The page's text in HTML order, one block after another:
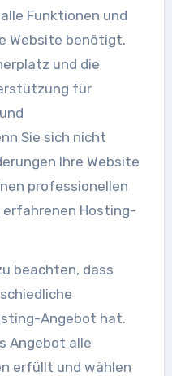
Funktionen und
Website benötigt.
und die
für
Sie sich nicht
Ihre Website
professionellen
erfahrenen Hosting-
beachten, dass
Angebot hat.
Angebot alle
erfüllt und wählen